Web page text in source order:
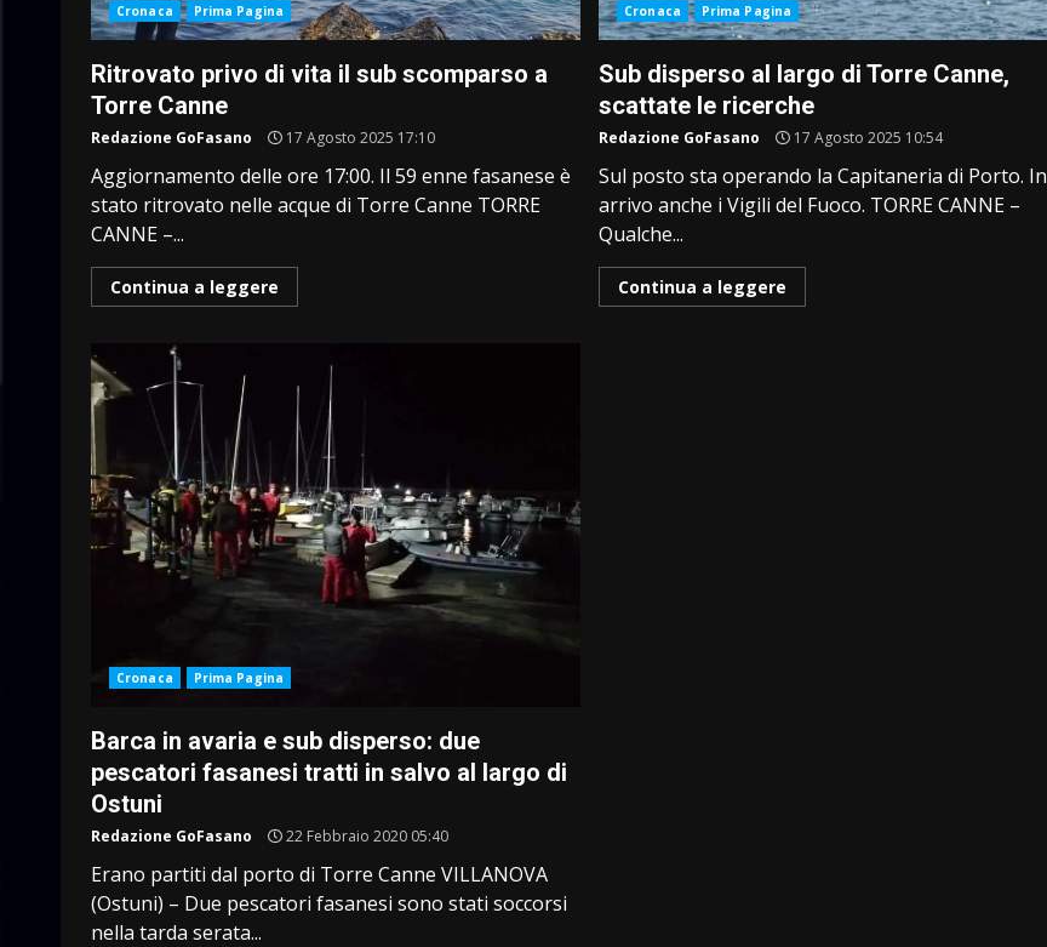
Cronaca Prima Pagina
Ritrovato privo di vita il sub scomparso a
Torre Canne
Redazione GoFasano 17 Agosto 2025 17:10
Aggiornamento delle ore 17:00. Il 59 enne fasanese è
stato ritrovato nelle acque di Torre Canne TORRE
CANNE –...
Continua a leggere
Cronaca Prima Pagina
Sub disperso al largo di Torre Canne,
scattate le ricerche
Redazione GoFasano 17 Agosto 2025 10:54
Sul posto sta operando la Capitaneria di Porto. In
arrivo anche i Vigili del Fuoco. TORRE CANNE –
Qualche...
Continua a leggere
Cronaca Prima Pagina
Barca in avaria e sub disperso: due
pescatori fasanesi tratti in salvo al largo di
Ostuni
Redazione GoFasano 22 Febbraio 2020 05:40
Erano partiti dal porto di Torre Canne VILLANOVA
(Ostuni) – Due pescatori fasanesi sono stati soccorsi
nella tarda serata...